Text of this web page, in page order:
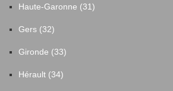
Haute-Garonne (31)
Gers (32)
Gironde (33)
Hérault (34)